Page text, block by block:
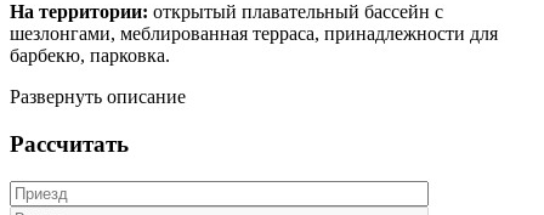
На территории: открытый плавательный бассейн с
шезлонгами, меблированная терраса, принадлежности для
барбекю, парковка.
Развернуть описание
Рассчитать